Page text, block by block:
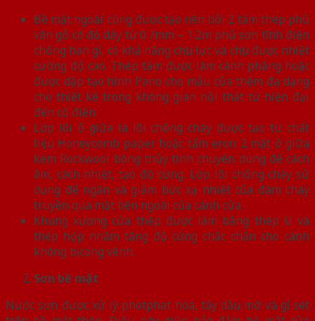
Bề mặt ngoài cùng được tạo nên bởi 2 tấm thép phủ
vân gỗ có độ dày từ 0.7mm – 1.2m phủ sơn tĩnh điện
chống han gỉ, có khả năng chịu lực và chịu được nhiệt
cường độ cao. Thép tấm được làm cánh phẳng hoặc
được dập tạo hình Pano cho mẫu cửa thêm đa dạng
cho thiết kế trong không gian nội thất từ hiện đại
đến cổ điển.
Lớp lõi ở giữa là lõi chống cháy được tạo từ chất
liệu Honeycomb paper hoặc tấm eron 2 mặt ở giữa
kèm Rockwool bông thủy tinh chuyên dùng để cách
âm, cách nhiệt, tạo độ cứng. Lớp lõi chống cháy sử
dụng để ngăn và giảm bức xạ nhiệt của đám cháy
truyền qua mặt bên ngoài của cánh cửa.
Khung xương cửa thép được làm bằng thép U và
thép hộp nhằm tăng độ cứng chắc chắn cho cánh
không bị cong vênh.
Sơn bề mặt
Nước sơn được xử lý photphat hóa, tẩy dầu mỡ và gỉ sét